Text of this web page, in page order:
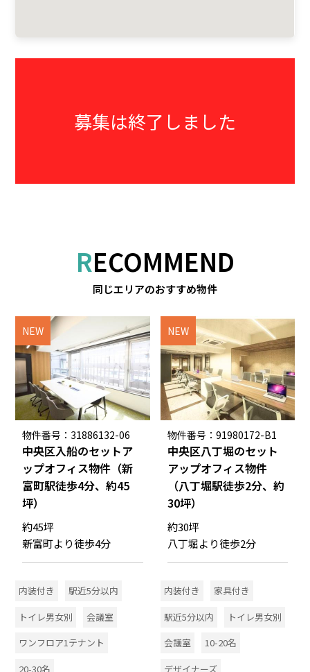
募集は終了しました
RECOMMEND
同じエリアのおすすめ物件
NEW
物件番号：31886132-06
中央区入船のセットア
ップオフィス物件（新
富町駅徒歩4分、約45
坪）
約45坪
新富町より徒歩4分
内装付き
駅近5分以内
トイレ男女別
会議室
ワンフロア1テナント
20-30名
NEW
物件番号：91980172-B1
中央区八丁堀のセット
アップオフィス物件
（八丁堀駅徒歩2分、約
30坪）
約30坪
八丁堀より徒歩2分
内装付き
家具付き
駅近5分以内
トイレ男女別
会議室
10-20名
デザイナーズ